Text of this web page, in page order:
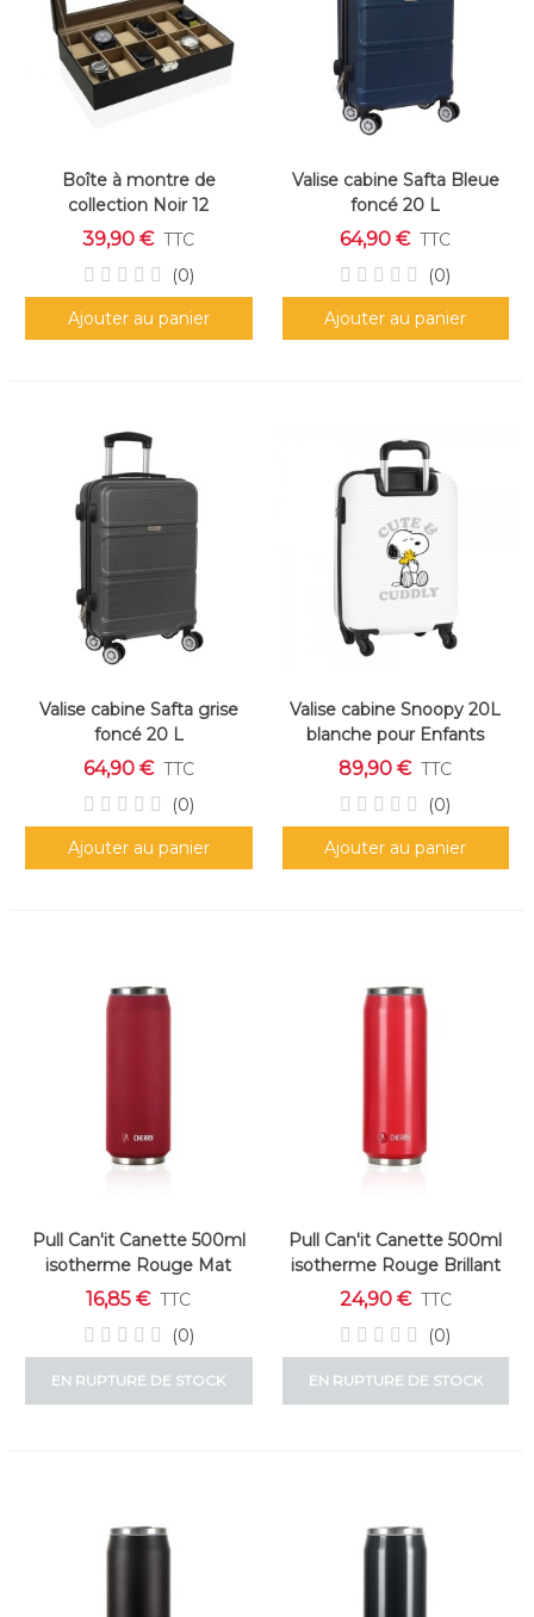
Boîte à montre de
collection Noir 12
rangements
39,90 € TTC
(0)
Ajouter au panier
Valise cabine Safta Bleue
foncé 20 L
64,90 € TTC
(0)
Ajouter au panier
Valise cabine Safta grise
foncé 20 L
64,90 € TTC
(0)
Ajouter au panier
Valise cabine Snoopy 20L
blanche pour Enfants
89,90 € TTC
(0)
Ajouter au panier
Pull Can'it Canette 500ml
isotherme Rouge Mat
"Cherry"
16,85 € TTC
(0)
EN RUPTURE DE STOCK
Pull Can'it Canette 500ml
isotherme Rouge Brillant
"Cherry"
24,90 € TTC
(0)
EN RUPTURE DE STOCK